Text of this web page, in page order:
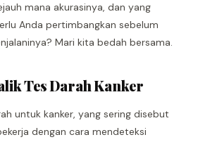
mana akurasinya, dan yang
Anda pertimbangkan sebelum
Mari kita bedah bersama.
Tes Darah Kanker
untuk kanker, yang sering disebut
dengan cara mendeteksi